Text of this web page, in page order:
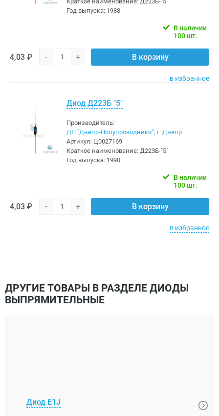
Год выпуска: 1988
В наличии
100 шт.
4,03 ₽ - + В корзину
в избранное
Диод Д223Б "5"
Производитель:
ДП "Днепр-Полупроводники", г. Днепр
Артикул: Ц0027169
Краткое наименование: Д223Б-"5"
Год выпуска: 1990
В наличии
100 шт.
4,03 ₽ - + В корзину
в избранное
ДРУГИЕ ТОВАРЫ В РАЗДЕЛЕ ДИОДЫ
ВЫПРЯМИТЕЛЬНЫЕ
Диод E1J